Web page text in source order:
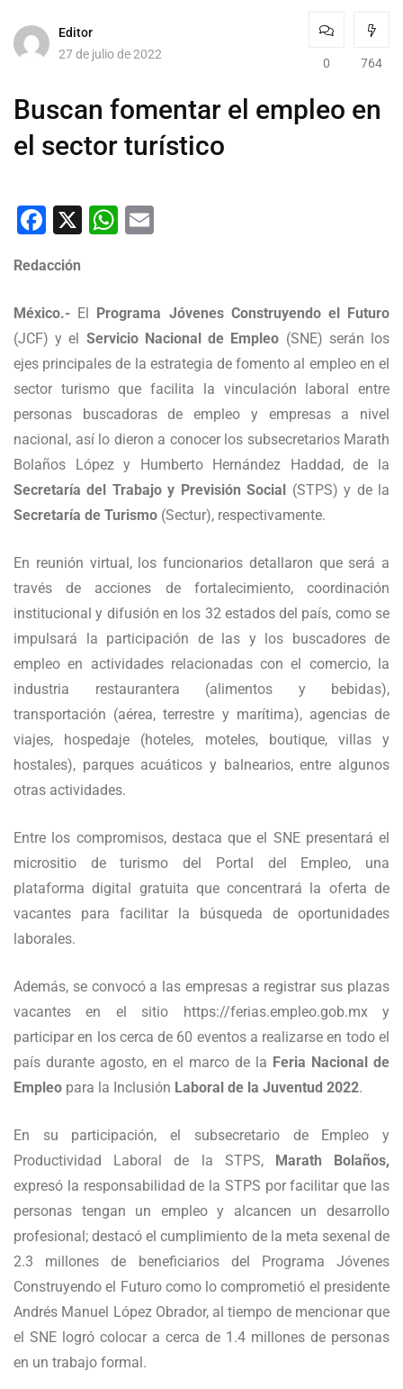
Editor
27 de julio de 2022
0 764
Buscan fomentar el empleo en
el sector turístico
Facebook
X WhatsApp
Redacción
México.- El Programa Jóvenes Construyendo el Futuro
(JCF) y el Servicio Nacional de Empleo (SNE) serán los
ejes principales de la estrategia de fomento al empleo en el
sector turismo que facilita la vinculación laboral entre
personas buscadoras de empleo y empresas a nivel
nacional, así lo dieron a conocer los subsecretarios Marath
Bolaños López y Humberto Hernández Haddad, de la
Secretaría del Trabajo y Previsión Social (STPS) y de la
Secretaría de Turismo (Sectur), respectivamente.
En reunión virtual, los funcionarios detallaron que será a
través de acciones de fortalecimiento, coordinación
institucional y difusión en los 32 estados del país, como se
impulsará la participación de las y los buscadores de
empleo en actividades relacionadas con el comercio, la
industria restaurantera (alimentos y bebidas),
transportación (aérea, terrestre y marítima), agencias de
viajes, hospedaje (hoteles, moteles, boutique, villas y
hostales), parques acuáticos y balnearios, entre algunos
otras actividades.
Entre los compromisos, destaca que el SNE presentará el
micrositio de turismo del Portal del Empleo, una
plataforma digital gratuita que concentrará la oferta de
vacantes para facilitar la búsqueda de oportunidades
laborales.
Además, se convocó a las empresas a registrar sus plazas
vacantes en el sitio https://ferias.empleo.gob.mx y
participar en los cerca de 60 eventos a realizarse en todo el
país durante agosto, en el marco de la Feria Nacional de
Empleo para la Inclusión Laboral de la Juventud 2022.
En su participación, el subsecretario de Empleo y
Productividad Laboral de la STPS, Marath Bolaños,
expresó la responsabilidad de la STPS por facilitar que las
personas tengan un empleo y alcancen un desarrollo
profesional; destacó el cumplimiento de la meta sexenal de
2.3 millones de beneficiarios del Programa Jóvenes
Construyendo el Futuro como lo comprometió el presidente
Andrés Manuel López Obrador, al tiempo de mencionar que
el SNE logró colocar a cerca de 1.4 millones de personas
en un trabajo formal.